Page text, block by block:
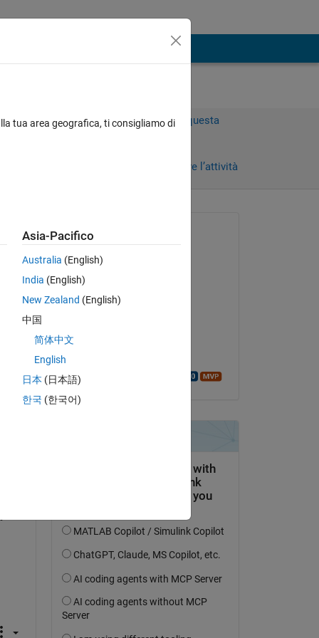
Accedi per rispondere a questa
Accedi per seguire l’attività
Richiesto:
il 10 Giu 2016
Risposto:
tua area geografica, ti consigliamo di
Asia-Pacifico
Australia (English)
India (English)
New Zealand (English)
中国
简体中文
English
日本 (日本語)
한국 (한국어)